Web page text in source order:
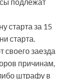
подлежат
старта за 15
старта.
своего заезда
причинам,
штрафу в